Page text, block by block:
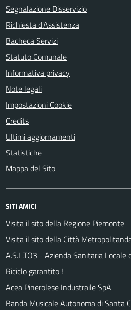
Segnalazione Disservizio
Richiesta d'Assistenza
Bacheca Servizi
Statuto Comunale
Informativa privacy
Note legali
Impostazioni Cookie
Credits
Ultimi aggiornamenti
Statistiche
Mappa del Sito
SITI AMICI
Visita il sito della Regione Piemonte
Visita il sito della Città
A.S.L.TO3 - Azienda Sanitaria Locale
Riciclo garantito !
Acea Pinerolese Industraile SpA
Banda Musicale Autonoma di Santa